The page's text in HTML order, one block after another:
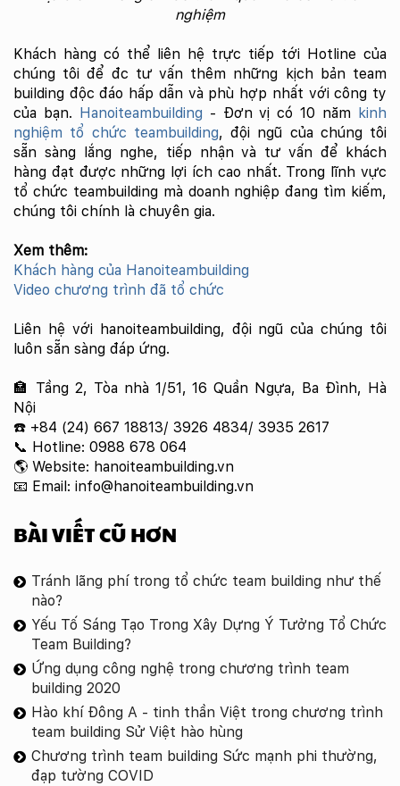
nghiệm
Khách hàng có thể liên hệ trực tiếp tới Hotline của
chúng tôi để đc tư vấn thêm những kịch bản team
building độc đáo hấp dẫn và phù hợp nhất với công ty
của bạn.
Hanoiteambuilding - Đơn vị có 10 năm kinh
nghiệm tổ chức teambuilding, đội ngũ của chúng tôi
sẵn sàng lắng nghe, tiếp nhận và tư vấn để khách
hàng đạt được những lợi ích cao nhất. Trong lĩnh vực
tổ chức teambuilding mà doanh nghiệp đang tìm kiếm,
chúng tôi chính là chuyên gia.
Xem thêm:
Khách hàng của Hanoiteambuilding
Video chương trình đã tổ chức
Liên hệ với hanoiteambuilding, đội ngũ của chúng tôi
luôn sẵn sàng đáp ứng.
🏣 Tầng 2, Tòa nhà 1/51, 16 Quần Ngựa, Ba Đình, Hà
Nội
☎️ +84 (24) 667 18813/ 3926 4834/ 3935 2617
📞 Hotline: 0988 678 064
🌎 Website: hanoiteambuilding.vn
📧 Email: info@hanoiteambuilding.vn
BÀI VIẾT CŨ HƠN
Tránh lãng phí trong tổ chức team building như thế
nào?
Yếu Tố Sáng Tạo Trong Xây Dựng Ý Tưởng Tổ Chức
Team Building?
Ứng dụng công nghệ trong chương trình team
building 2020
Hào khí Đông A - tinh thần Việt trong chương trình
team building Sử Việt hào hùng
Chương trình team building Sức mạnh phi thường,
đạp tường COVID